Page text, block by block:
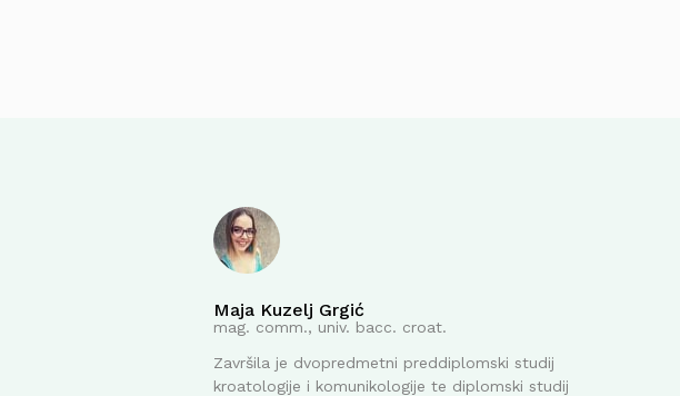
Maja Kuzelj Grgić
mag. comm., univ. bacc. croat.
Završila je dvopredmetni preddiplomski studij
kroatologije i komunikologije te diplomski studij